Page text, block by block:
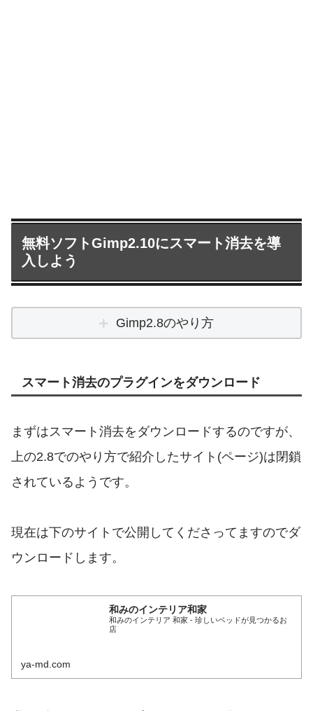
無料ソフトGimp2.10にスマート消去を導
入しよう
Gimp2.8のやり方
スマート消去のプラグインをダウンロード
まずはスマート消去をダウンロードするのですが、
上の2.8でのやり方で紹介したサイト(ページ)は閉鎖
されているようです。
現在は下のサイトで公開してくださってますのでダ
ウンロードします。
和みのインテリア和家
和みのインテリア 和家 - 珍しいベッドが見つかるお
店
ya-md.com